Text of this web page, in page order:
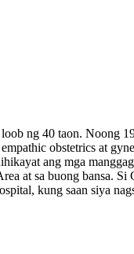
ng 40 taon. Noong
obstetrics at
ang mga
at sa buong bansa.
kung saan siya